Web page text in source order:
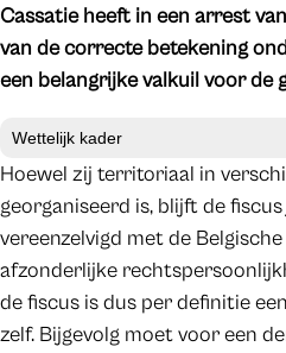
Cassatie heeft in een arrest
van de correcte betekening
een belangrijke valkuil voor de
Wettelijk kader
Hoewel zij territoriaal in
georganiseerd is, blijft de
vereenzelvigd met de
afzonderlijke
de fiscus is dus per definitie
zelf. Bijgevolg moet voor een